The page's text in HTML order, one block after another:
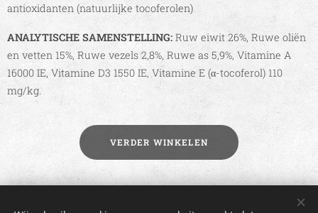
antioxidanten (natuurlijke tocoferolen)
ANALYTISCHE SAMENSTELLING: Ruw eiwit 26%, Ruwe oliën
en vetten 15%, Ruwe vezels 2,8%, Ruwe as 5,9%, Vitamine A
16000 IE, Vitamine D3 1550 IE, Vitamine E (α-tocoferol) 110
mg/kg.
VERDER WINKELEN